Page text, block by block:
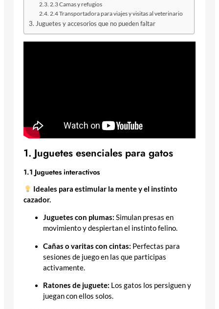
2.3 Camas y refugios
2.4 Transportadora para viajes y visitas al veterinario
Juguetes y accesorios que no pueden faltar
1. Juguetes esenciales para gatos
1.1 Juguetes interactivos
Ideales para estimular la mente y el instinto
cazador.
Juguetes con plumas: Simulan presas en
movimiento y despiertan el instinto felino.
Cañas o varitas con cintas: Perfectas para
sesiones de juego en las que participas
activamente.
Ratones de juguete: Los gatos los persiguen y
juegan con ellos solos.